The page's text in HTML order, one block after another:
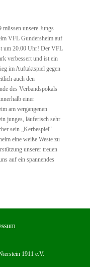
unsere Jungs
VFL Gundersheim auf
um 20.00 Uhr! Der VFL
verbessert und ist ein
im Auftaktspiel gegen
auch den
des Verbandspokals
einer
am vergangenen
junges, läuferisch sehr
sein „Kerbespiel“
eine weiße Weste zu
unserer treuen
auf ein spannendes
1911 e.V.